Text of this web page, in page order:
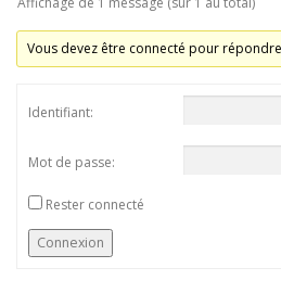
Vous devez être connecté pour
Identifiant:
Mot de passe:
Rester connecté
Connexion